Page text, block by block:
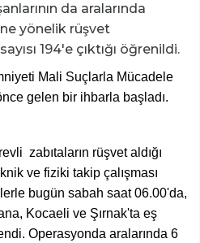
da aralarında
yönelik rüşvet
194'e çıktığı öğrenildi.
Mali Suçlarla Mücadele
gelen bir ihbarla başladı.
zabıtaların rüşvet aldığı
ve fiziki takip çalışması
bugün sabah saat 06.00'da,
Kocaeli ve Şırnak'ta eş
Operasyonda aralarında 6